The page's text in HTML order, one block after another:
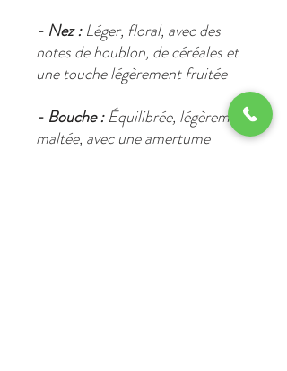
- Nez :Léger, floral, avec des
notes de houblon, de céréales et
une touche légèrement fruitée
- Bouche :Équilibrée, légèrement
maltée, avec une amertume